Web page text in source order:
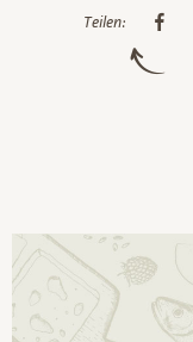
Teilen: